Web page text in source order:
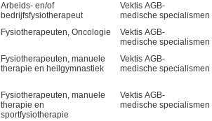
Arbeids- en/of
bedrijfsfysiotherapeut
Vektis AGB-
medische specialismen
Fysiotherapeuten, Oncologie
Vektis AGB-
medische specialismen
Fysiotherapeuten, manuele
therapie en heilgymnastiek
Vektis AGB-
medische specialismen
Fysiotherapeuten, manuele
therapie en
sportfysiotherapie
Vektis AGB-
medische specialismen